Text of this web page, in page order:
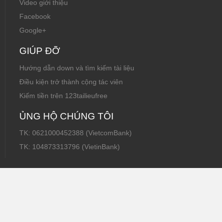
Video giới thiệu
Facebook
Google+
GIÚP ĐỠ
Hướng dẫn down và tìm kiếm tài liệu
Điều kiện trở thành cộng tác viên
Kiếm tiền trên 123tailieufree
ỦNG HỘ CHÚNG TÔI
TK: 0621000452388 (VietcomBank)
TK: 104873313796 (VietinBank)